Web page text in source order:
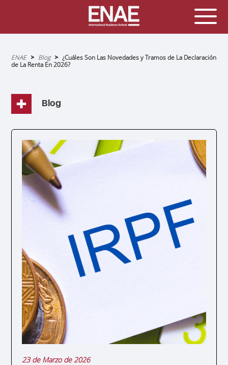
Sobrescribir
enlaces
de
navegación
ENAE Blog
¿Cuáles Son Las Novedades y Tramos de La Declaración
de La Renta En 2026?
Blog
23 de Marzo de 2026